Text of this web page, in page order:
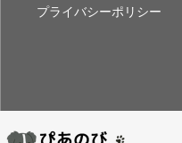
プライバシーポリシー